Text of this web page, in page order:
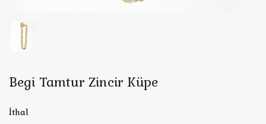
Begi Tamtur Zincir Küpe
İthal